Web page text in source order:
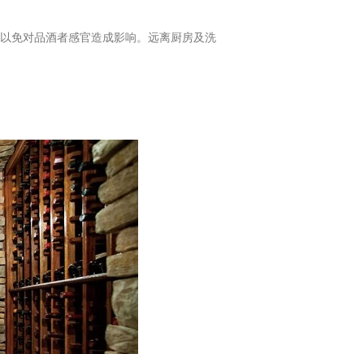
对品酒者感官造成影响。远离厨房及洗